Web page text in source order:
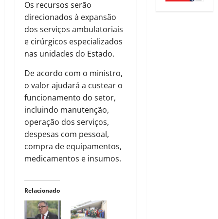
Os recursos serão
direcionados à expansão
dos serviços ambulatoriais
e cirúrgicos especializados
nas unidades do Estado.
De acordo com o ministro,
o valor ajudará a custear o
funcionamento do setor,
incluindo manutenção,
operação dos serviços,
despesas com pessoal,
compra de equipamentos,
medicamentos e insumos.
Relacionado